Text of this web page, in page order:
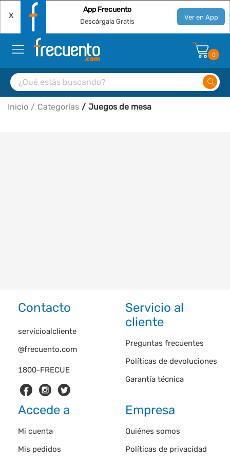
X
App Frecuento
Descárgala Gratis Ver en App
0
Inicio Categorías Juegos de mesa
Contacto
1800-FRECUE
servicioalcliente
@frecuento.com
Servicio al
cliente
Preguntas frecuentes
Políticas de devoluciones
Garantía técnica
Accede a
Mi cuenta
Mis pedidos
Empresa
Quiénes somos
Políticas de privacidad